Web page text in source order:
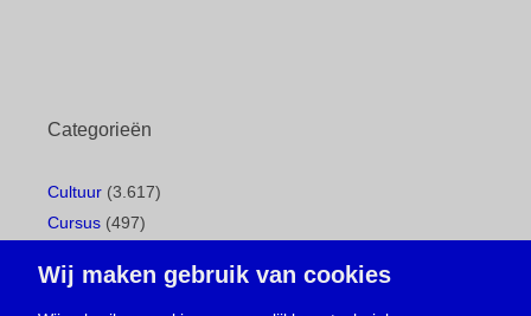
Categorieën
Cultuur (3.617)
Cursus (497)
Gemeentepagina(104)
Wij maken gebruik van cookies